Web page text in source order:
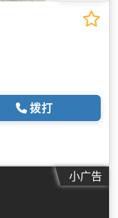
拨打
小广告